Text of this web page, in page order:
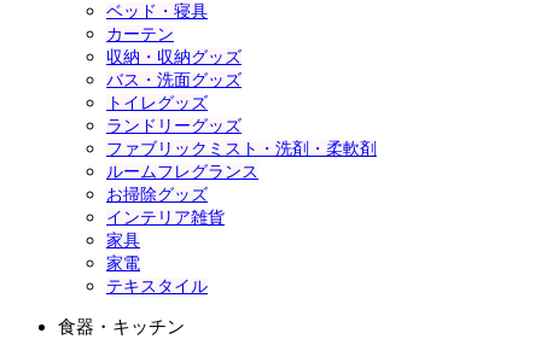
ベッド・寝具
カーテン
収納・収納グッズ
バス・洗面グッズ
トイレグッズ
ランドリーグッズ
ファブリックミスト・洗剤・柔軟剤
ルームフレグランス
お掃除グッズ
インテリア雑貨
家具
家電
テキスタイル
食器・キッチン